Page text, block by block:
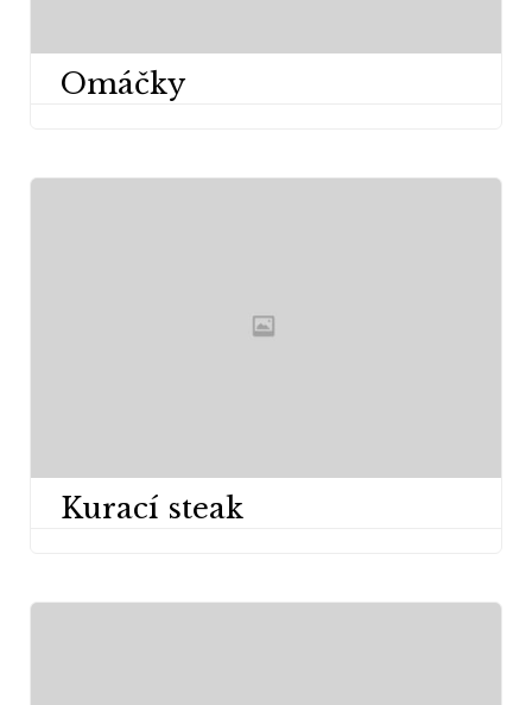
Omáčky
Kurací steak